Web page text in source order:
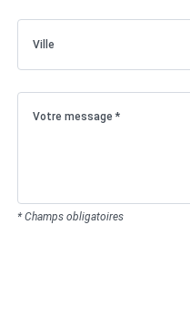
* Champs obligatoires